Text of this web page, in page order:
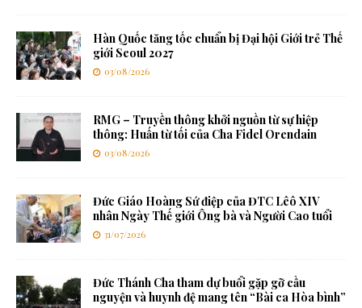
Hàn Quốc tăng tốc chuẩn bị Đại hội Giới trẻ Thế
giới Seoul 2027
03/08/2026
RMG – Truyền thông khởi nguồn từ sự hiệp
thông: Huấn từ tối của Cha Fidel Orendain
03/08/2026
Đức Giáo Hoàng Sứ điệp của ĐTC Lêô XIV
nhân Ngày Thế giới Ông bà và Người Cao tuổi
31/07/2026
Đức Thánh Cha tham dự buổi gặp gỡ cầu
nguyện và huynh đệ mang tên “Bài ca Hòa bình”